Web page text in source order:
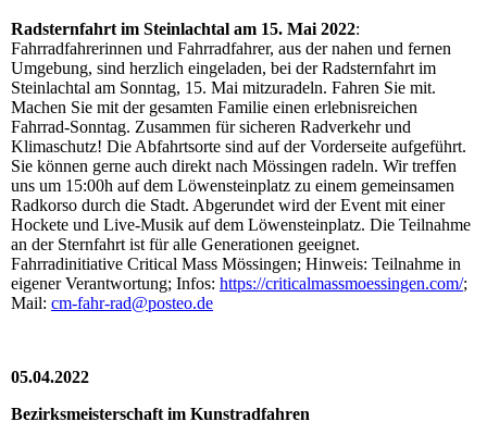
Radsternfahrt im Steinlachtal am 15. Mai 2022:
Fahrradfahrerinnen und Fahrradfahrer, aus der nahen und fernen
Umgebung, sind herzlich eingeladen, bei der Radsternfahrt im
Steinlachtal am Sonntag, 15. Mai mitzuradeln. Fahren Sie mit.
Machen Sie mit der gesamten Familie einen erlebnisreichen
Fahrrad-Sonntag. Zusammen für sicheren Radverkehr und
Klimaschutz! Die Abfahrtsorte sind auf der Vorderseite aufgeführt.
Sie können gerne auch direkt nach Mössingen radeln. Wir treffen
uns um 15:00h auf dem Löwensteinplatz zu einem gemeinsamen
Radkorso durch die Stadt. Abgerundet wird der Event mit einer
Hockete und Live-Musik auf dem Löwensteinplatz. Die Teilnahme
an der Sternfahrt ist für alle Generationen geeignet.
Fahrradinitiative Critical Mass Mössingen; Hinweis: Teilnahme in
eigener Verantwortung; Infos: https://criticalmassmoessingen.com/;
Mail: cm-fahr-rad@posteo.de
05.04.2022
Bezirksmeisterschaft im Kunstradfahren